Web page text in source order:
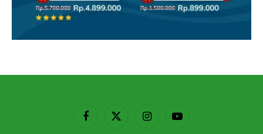
FacebookX
InstagramYouTube